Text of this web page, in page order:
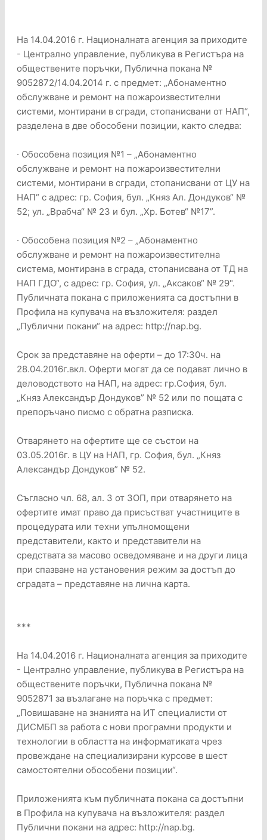
На 14.04.2016 г. Националната агенция за приходите
- Централно управление, публикува в Регистъра на
обществените поръчки, Публична покана №
9052872/14.04.2014 г. с предмет: „Абонаментно
обслужване и ремонт на пожароизвестителни
системи, монтирани в сгради, стопанисвани от НАП“,
разделена в две обособени позиции, както следва:
· Обособена позиция №1 – „Абонаментно
обслужване и ремонт на пожароизвестителни
системи, монтирани в сгради, стопанисвани от ЦУ на
НАП“ с адрес: гр. София, бул. „Княз Ал. Дондуков“ №
52; ул. „Врабча“ № 23 и бул. „Хр. Ботев“ №17”.
· Обособена позиция №2 – „Абонаментно
обслужване и ремонт на пожароизвестителна
система, монтирана в сграда, стопанисвана от ТД на
НАП ГДО“, с адрес: гр. София, ул. „Аксаков“ № 29".
Публичната покана с приложенията са достъпни в
Профила на купувача на възложителя: раздел
„Публични покани“ на адрес: http://nap.bg.
Срок за представяне на оферти – до 17:30ч. на
28.04.2016г.вкл. Оферти могат да се подават лично в
деловодството на НАП, на адрес: гр.София, бул.
„Княз Александър Дондуков” № 52 или по пощата с
препоръчано писмо с обратна разписка.
Отварянето на офертите ще се състои на
03.05.2016г. в ЦУ на НАП, гр. София, бул. „Княз
Александър Дондуков” № 52.
Съгласно чл. 68, ал. 3 от ЗОП, при отварянето на
офертите имат право да присъстват участниците в
процедурата или техни упълномощени
представители, както и представители на
средствата за масово осведомяване и на други лица
при спазване на установения режим за достъп до
сградата – представяне на лична карта.
***
На 14.04.2016 г. Националната агенция за приходите
- Централно управление, публикува в Регистъра на
обществените поръчки, Публична покана №
9052871 за възлагане на поръчка с предмет:
„Повишаване на знанията на ИТ специалисти от
ДИСМБП за работа с нови програмни продукти и
технологии в областта на информатиката чрез
провеждане на специализирани курсове в шест
самостоятелни обособени позиции“.
Приложенията към публичната покана са достъпни
в Профила на купувача на възложителя: раздел
Публични покани на адрес: http://nap.bg.